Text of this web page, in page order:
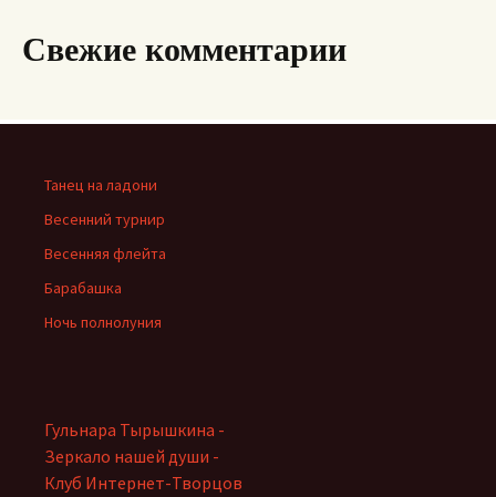
Свежие комментарии
Танец на ладони
Весенний турнир
Весенняя флейта
Барабашка
Ночь полнолуния
Гульнара Тырышкина -
Зеркало нашей души -
Клуб Интернет-Творцов